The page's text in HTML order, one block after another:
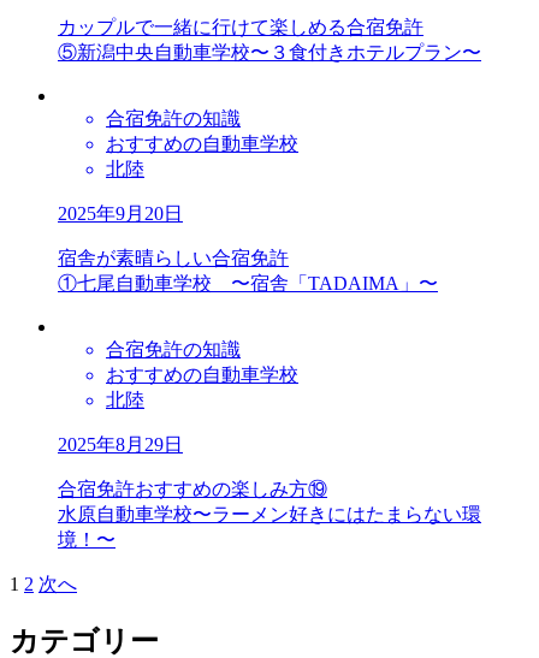
カップルで一緒に行けて楽しめる合宿免許
⑤新潟中央自動車学校〜３食付きホテルプラン〜
合宿免許の知識
おすすめの自動車学校
北陸
2025年9月20日
宿舎が素晴らしい合宿免許
①七尾自動車学校 〜宿舎「TADAIMA」〜
合宿免許の知識
おすすめの自動車学校
北陸
2025年8月29日
合宿免許おすすめの楽しみ方⑲
水原自動車学校〜ラーメン好きにはたまらない環
境！〜
1 2 次へ
カテゴリー